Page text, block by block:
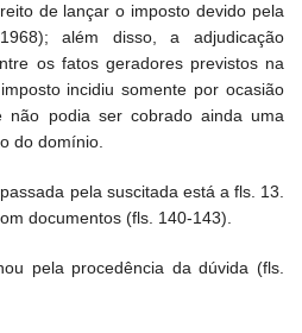
de lançar o imposto devido pela
além disso, a adjudicação
os fatos geradores previstos na
incidiu somente por ocasião
não podia ser cobrado ainda uma
do domínio.
pela suscitada está a fls. 13.
documentos (fls. 140-143).
pela procedência da dúvida (fls.